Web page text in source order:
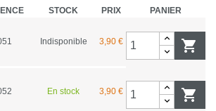
STOCK PRIX PANIER
Indisponible 3,90 € 
En stock 3,90 € 